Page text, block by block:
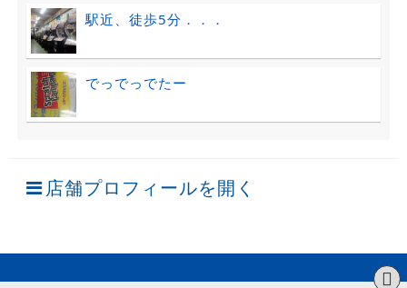
駅近、徒歩5分．．．
でっでっでたー
店舗プロフィールを開く